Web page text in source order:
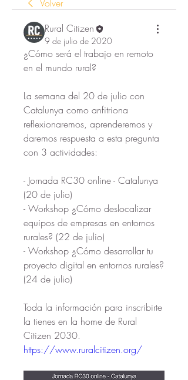
Volver
Rural Citizen
9 de julio de 2020
¿Cómo será el trabajo en remoto
en el mundo rural?
La semana del 20 de julio con
Catalunya como anfitriona
reflexionaremos, aprenderemos y
daremos respuesta a esta pregunta
con 3 actividades:
- Jornada RC30 online - Catalunya
(20 de julio)
- Workshop ¿Cómo deslocalizar
equipos de empresas en entornos
rurales? (22 de julio)
- Workshop ¿Cómo desarrollar tu
proyecto digital en entornos rurales?
(24 de julio)
Toda la información para inscribirte
la tienes en la home de Rural
https://www.ruralcitizen.org/